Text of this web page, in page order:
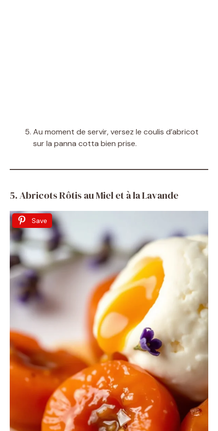
Au moment de servir, versez le coulis d’abricot
sur la panna cotta bien prise.
5. Abricots Rôtis au Miel et à la Lavande
Save